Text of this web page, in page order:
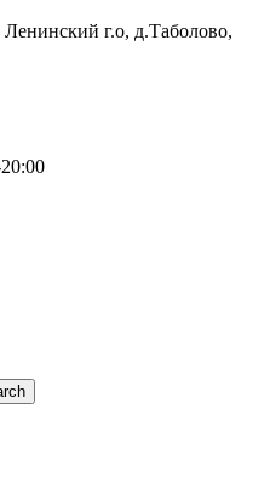
Ленинский г.о, д.Таболово,